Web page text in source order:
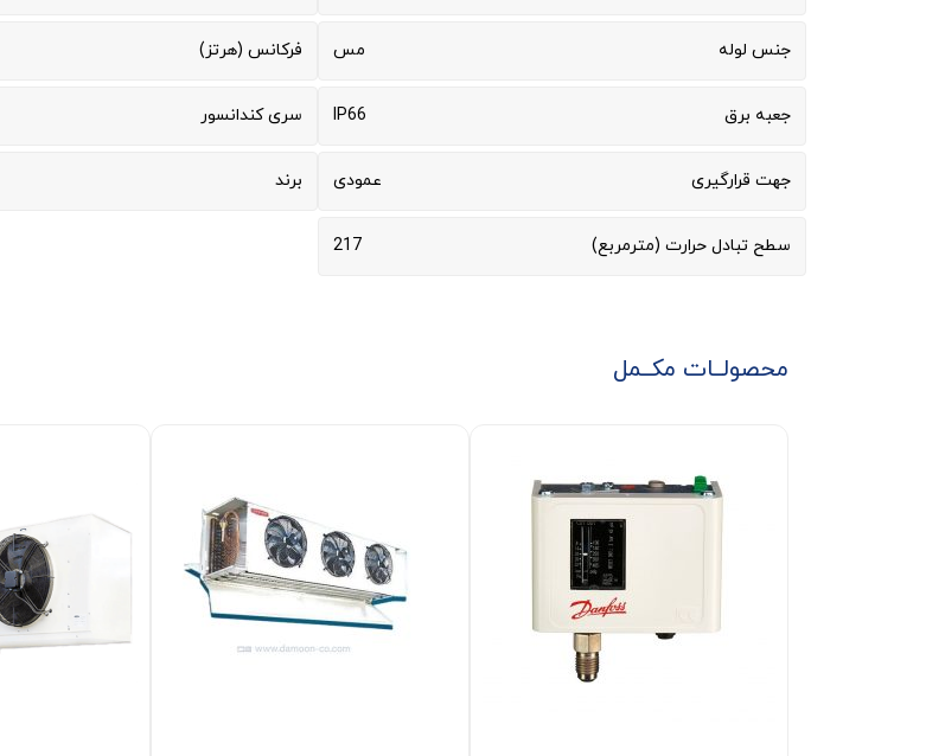
جنس لوله مس
جعبه برق IP66
جهت قرارگیری عمودی
سطح تبادل حرارت (مترمربع) 217
فرکانس (هرتز)
سری کندانسور
برند
محصولــات مکــمل